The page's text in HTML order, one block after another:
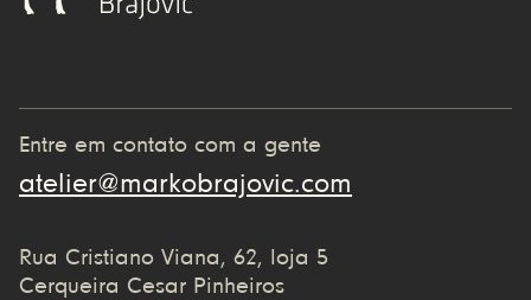
Entre em contato com a gente
atelier@markobrajovic.com
Rua Cristiano Viana, 62, loja 5
Cerqueira Cesar Pinheiros